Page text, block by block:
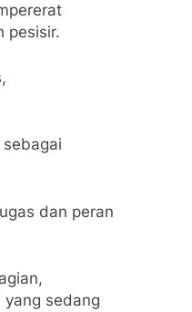
pesisir.
dan peran
sedang